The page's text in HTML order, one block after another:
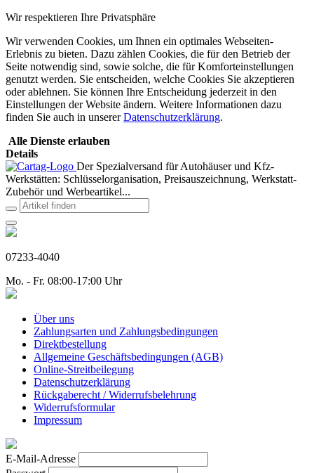
Wir respektieren Ihre Privatsphäre
Wir verwenden Cookies, um Ihnen ein optimales Webseiten-
Erlebnis zu bieten. Dazu zählen Cookies, die für den Betrieb der
Seite notwendig sind, sowie solche, die für Komforteinstellungen
genutzt werden. Sie entscheiden, welche Cookies Sie akzeptieren
oder ablehnen. Sie können Ihre Entscheidung jederzeit in den
Einstellungen der Website ändern. Weitere Informationen dazu
finden Sie auch in unsererDatenschutzerklärung.
Alle Dienste erlauben
Details
Der Spezialversand für Autohäuser und Kfz-
Werkstätten: Schlüsselorganisation, Preisauszeichnung, Werkstatt-
Zubehör und Werbeartikel...
07233-4040
Mo. - Fr. 08:00-17:00 Uhr
Über uns
Zahlungsarten und Zahlungsbedingungen
Direktbestellung
Allgemeine Geschäftsbedingungen (AGB)
Online-Streitbeilegung
Datenschutzerklärung
Rückgaberecht / Widerrufsbelehrung
Widerrufsformular
Impressum
E-Mail-Adresse